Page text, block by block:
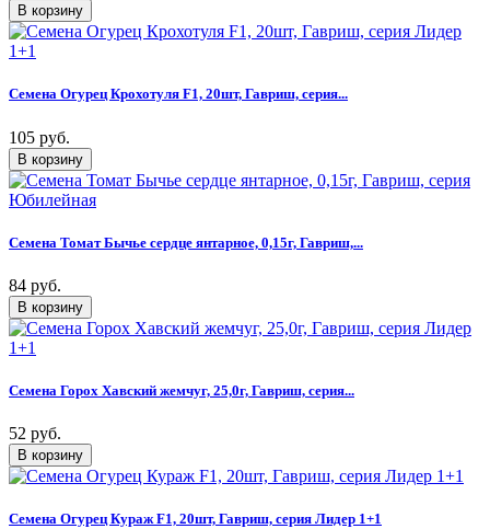
Семена Огурец Крохотуля F1, 20шт, Гавриш, серия...
105 руб.
Семена Томат Бычье сердце янтарное, 0,15г, Гавриш,...
84 руб.
Семена Горох Хавский жемчуг, 25,0г, Гавриш, серия...
52 руб.
Семена Огурец Кураж F1, 20шт, Гавриш, серия Лидер 1+1